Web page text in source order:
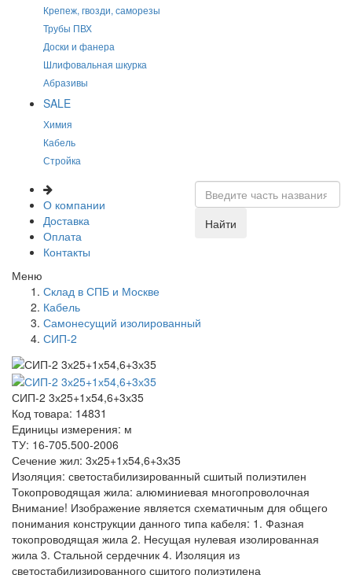
Крепеж, гвозди, саморезы
Трубы ПВХ
Доски и фанера
Шлифовальная шкурка
Абразивы
SALE
Химия
Кабель
Стройка
О компании
Доставка
Оплата
Контакты
Найти
Меню
Склад в СПБ и Москве
Кабель
Самонесущий изолированный
СИП-2
СИП-2 3х25+1х54,6+3х35
Код товара: 14831
Единицы измерения: м
ТУ: 16-705.500-2006
Сечение жил: 3х25+1х54,6+3х35
Изоляция: светостабилизированный сшитый полиэтилен
Токопроводящая жила: алюминиевая многопроволочная
Внимание! Изображение является схематичным для общего
понимания конструкции данного типа кабеля: 1. Фазная
токопроводящая жила 2. Несущая нулевая изолированная
жила 3. Стальной сердечник 4. Изоляция из
светостабилизированного сшитого полиэтилена